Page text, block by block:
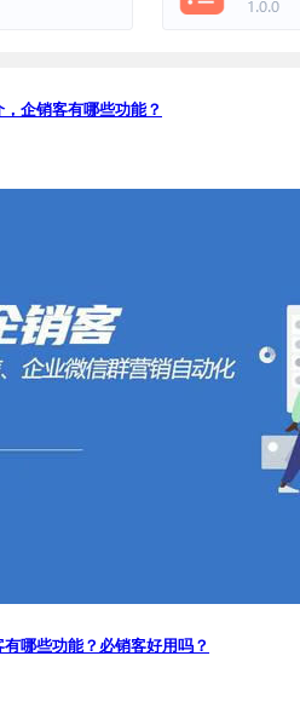
企销客有哪些功能？
哪些功能？必销客好用吗？